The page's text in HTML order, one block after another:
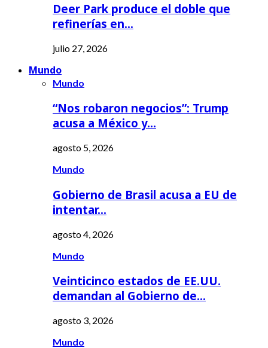
Deer Park produce el doble que
refinerías en…
julio 27, 2026
Mundo
Mundo
“Nos robaron negocios”: Trump
acusa a México y…
agosto 5, 2026
Mundo
Gobierno de Brasil acusa a EU de
intentar…
agosto 4, 2026
Mundo
Veinticinco estados de EE.UU.
demandan al Gobierno de…
agosto 3, 2026
Mundo